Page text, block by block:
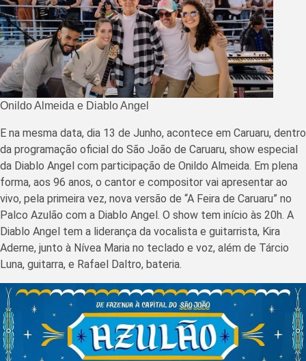
Onildo Almeida e Diablo Angel
E na mesma data, dia 13 de Junho, acontece em Caruaru, dentro
da programação oficial do São João de Caruaru, show especial
da Diablo Angel com participação de Onildo Almeida. Em plena
forma, aos 96 anos, o cantor e compositor vai apresentar ao
vivo, pela primeira vez, nova versão de “A Feira de Caruaru” no
Palco Azulão com a Diablo Angel. O show tem início às 20h. A
Diablo Angel tem a liderança da vocalista e guitarrista, Kira
Aderne, junto à Nívea Maria no teclado e voz, além de Tárcio
Luna, guitarra, e Rafael Daltro, bateria.